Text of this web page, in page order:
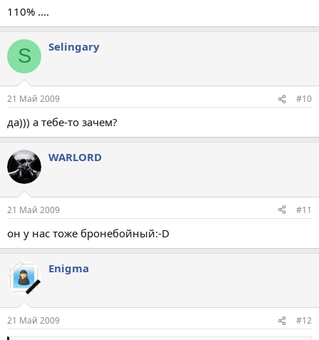
110% ....
S Selingary
21 Май 2009 #10
да))) а тебе-то зачем?
WARLORD
21 Май 2009 #11
он у нас тоже бронебойный:-D
Enigma
21 Май 2009 #12